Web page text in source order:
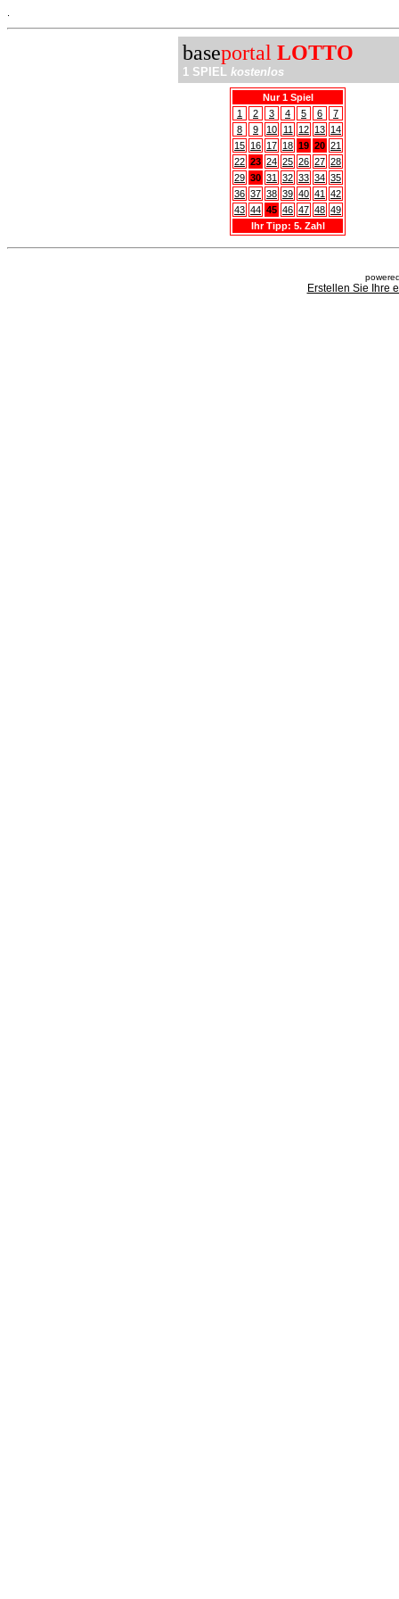
baseportal LOTTO
1 SPIEL kostenlos
Nur 1 Spiel
1
2 3 4 5 6
7
8
9 10 11 12 13 14
15 16 17 18 19 20 21
22 23 24 25 26 27 28
29 30 31 32 33 34 35
36 37 38 39 40 41
42
43 44 45 46 47 48 49
Ihr Tipp: 5. Zahl
Erstellen Sie Ihre